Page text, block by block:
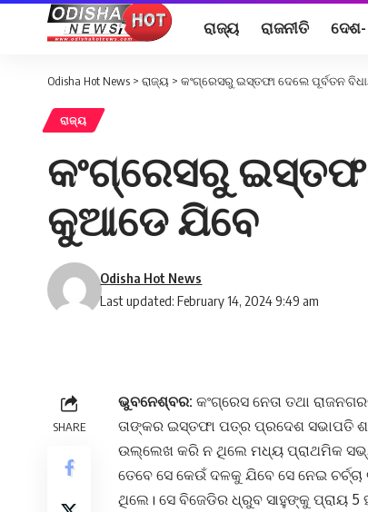
ରାଜ୍ୟ ରାଜନୀତି
Odisha Hot News > ରାଜ୍ୟ > କଂଗ୍ରେସରୁ ଇସ୍ତଫା ଦେଲେ ପୂର୍ବତନ
ରାଜ୍ୟ
କଂଗ୍ରେସରୁ
କୁଆଡେ ଯିବେ
Last updated: February 14, 2024 9:49 am
Odisha Hot News
SHARE
ଭୁବନେଶ୍ବର: କଂଗ୍ରେସ ନେତା ତଥା
ତାଙ୍କର ଇସ୍ତଫା ପତ୍ର ପ୍ରଦେଶ ସଭାପତି
ଉଲ୍ଲେଖ କରି ନ ଥିଲେ ମଧ୍ୟ ପ୍ରାଥମିକ
ତେବେ ସେ କେଉଁ ଦଳକୁ ଯିବେ ସେ ନେଇ
ଥିଲେ। ସେ ବିଜେଡିର ଧ୍ରୁବ ସାହୁଙ୍କୁ ପ୍ରାୟ 5